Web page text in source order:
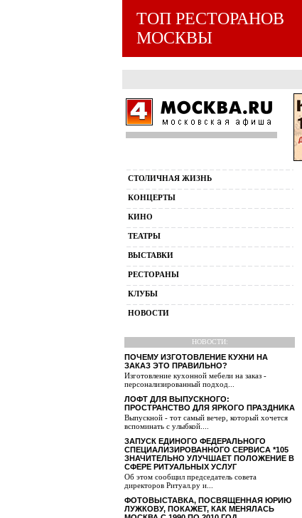
ТОП РЕСТОРАНОВ
МОСКВЫ
СТОЛИЧНАЯ ЖИЗНЬ
КОНЦЕРТЫ
КИНО
ТЕАТРЫ
ВЫСТАВКИ
РЕСТОРАНЫ
КЛУБЫ
НОВОСТИ
НОВОСТИ:
ПОЧЕМУ ИЗГОТОВЛЕНИЕ КУХНИ НА
ЗАКАЗ ЭТО ПРАВИЛЬНО?
Изготовление кухонной мебели на заказ -
персонализированный подход...
ЛОФТ ДЛЯ ВЫПУСКНОГО:
ПРОСТРАНСТВО ДЛЯ ЯРКОГО ПРАЗДНИКА
Выпускной - тот самый вечер, который хочется
вспоминать с улыбкой....
ЗАПУСК ЕДИНОГО ФЕДЕРАЛЬНОГО
СПЕЦИАЛИЗИРОВАННОГО СЕРВИСА *105
ЗНАЧИТЕЛЬНО УЛУЧШАЕТ ПОЛОЖЕНИЕ В
СФЕРЕ РИТУАЛЬНЫХ УСЛУГ
Об этом сообщил председатель совета
директоров Ритуал.ру и...
ФОТОВЫСТАВКА, ПОСВЯЩЕННАЯ ЮРИЮ
ЛУЖКОВУ, ПОКАЖЕТ, КАК МЕНЯЛАСЬ